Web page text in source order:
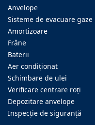
Anvelope
Sisteme de evacuare
Amortizoare
Frâne
Baterii
Aer condiţionat
Schimbare de ulei
Verificare centrare roţi
Depozitare anvelope
Inspecţie de siguranţă